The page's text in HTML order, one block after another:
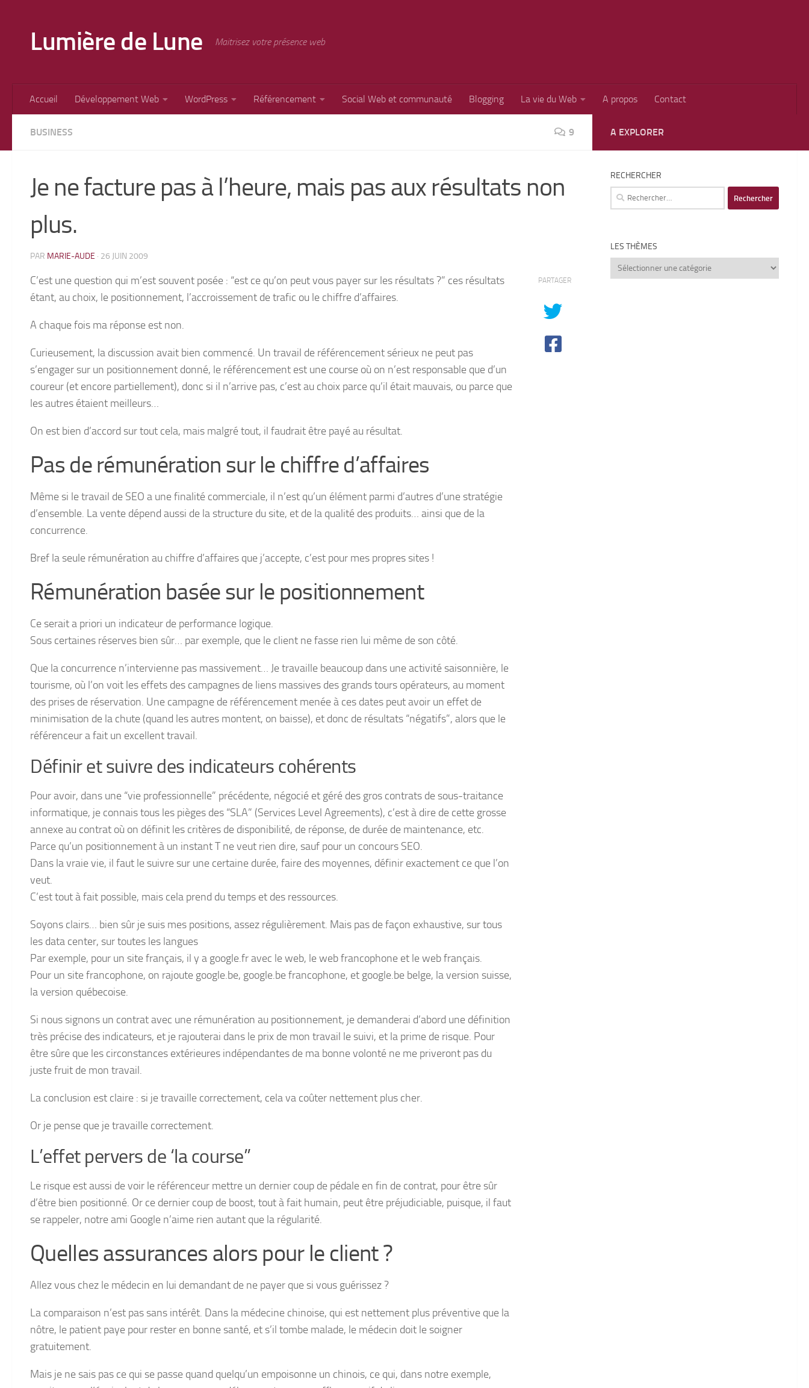
Lumière de Lune Maitrisez votre présence web
Accueil Développement Web WordPress Référencement Social Web et communauté Blogging La vie du Web A propos Contact
BUSINESS 9
Je ne facture pas à l’heure, mais pas aux résultats non
plus.
PAR MARIE-AUDE · 26 JUIN 2009
C’est une question qui m’est souvent posée : “est ce qu’on peut vous payer sur les résultats ?” ces résultats
étant, au choix, le positionnement, l’accroissement de trafic ou le chiffre d’affaires.
A chaque fois ma réponse est non.
Curieusement, la discussion avait bien commencé. Un travail de référencement sérieux ne peut pas
s’engager sur un positionnement donné, le référencement est une course où on n’est responsable que d’un
coureur (et encore partiellement), donc si il n’arrive pas, c’est au choix parce qu’il était mauvais, ou parce que
les autres étaient meilleurs…
On est bien d’accord sur tout cela, mais malgré tout, il faudrait être payé au résultat.
Pas de rémunération sur le chiffre d’affaires
Même si le travail de SEO a une finalité commerciale, il n’est qu’un élément parmi d’autres d’une stratégie
d’ensemble. La vente dépend aussi de la structure du site, et de la qualité des produits… ainsi que de la
concurrence.
Bref la seule rémunération au chiffre d’affaires que j’accepte, c’est pour mes propres sites !
Rémunération basée sur le positionnement
Ce serait a priori un indicateur de performance logique.
Sous certaines réserves bien sûr… par exemple, que le client ne fasse rien lui même de son côté.
Que la concurrence n’intervienne pas massivement… Je travaille beaucoup dans une activité saisonnière, le
tourisme, où l’on voit les effets des campagnes de liens massives des grands tours opérateurs, au moment
des prises de réservation. Une campagne de référencement menée à ces dates peut avoir un effet de
minimisation de la chute (quand les autres montent, on baisse), et donc de résultats “négatifs”, alors que le
référenceur a fait un excellent travail.
Définir et suivre des indicateurs cohérents
Pour avoir, dans une “vie professionnelle” précédente, négocié et géré des gros contrats de sous-traitance
informatique, je connais tous les pièges des “SLA” (Services Level Agreements), c’est à dire de cette grosse
annexe au contrat où on définit les critères de disponibilité, de réponse, de durée de maintenance, etc.
Parce qu’un positionnement à un instant T ne veut rien dire, sauf pour un concours SEO.
Dans la vraie vie, il faut le suivre sur une certaine durée, faire des moyennes, définir exactement ce que l’on
veut.
C’est tout à fait possible, mais cela prend du temps et des ressources.
Soyons clairs… bien sûr je suis mes positions, assez régulièrement. Mais pas de façon exhaustive, sur tous
les data center, sur toutes les langues
Par exemple, pour un site français, il y a google.fr avec le web, le web francophone et le web français.
Pour un site francophone, on rajoute google.be, google.be francophone, et google.be belge, la version suisse,
la version québecoise.
Si nous signons un contrat avec une rémunération au positionnement, je demanderai d’abord une définition
très précise des indicateurs, et je rajouterai dans le prix de mon travail le suivi, et la prime de risque. Pour
être sûre que les circonstances extérieures indépendantes de ma bonne volonté ne me priveront pas du
juste fruit de mon travail.
La conclusion est claire : si je travaille correctement, cela va coûter nettement plus cher.
Or je pense que je travaille correctement.
L’effet pervers de ‘la course”
Le risque est aussi de voir le référenceur mettre un dernier coup de pédale en fin de contrat, pour être sûr
d’être bien positionné. Or ce dernier coup de boost, tout à fait humain, peut être préjudiciable, puisque, il faut
se rappeler, notre ami Google n’aime rien autant que la régularité.
Quelles assurances alors pour le client ?
Allez vous chez le médecin en lui demandant de ne payer que si vous guérissez ?
La comparaison n’est pas sans intérêt. Dans la médecine chinoise, qui est nettement plus préventive que la
nôtre, le patient paye pour rester en bonne santé, et s’il tombe malade, le médecin doit le soigner
gratuitement.
Mais je ne sais pas ce qui se passe quand quelqu’un empoisonne un chinois, ce qui, dans notre exemple,
PARTAGER
A EXPLORER
RECHERCHER
Rechercher :
LES THÈMES
Les
thèmes